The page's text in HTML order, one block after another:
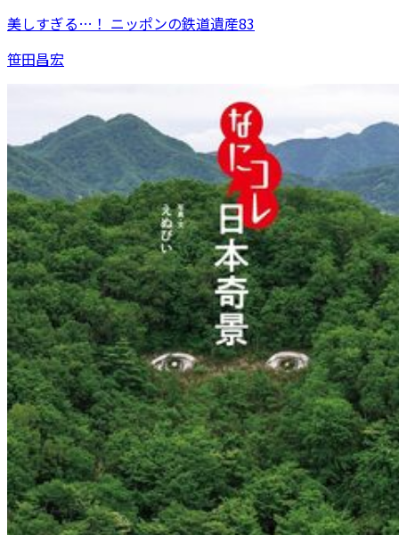
美しすぎる…！ ニッポンの鉄道遺産83
笹田昌宏